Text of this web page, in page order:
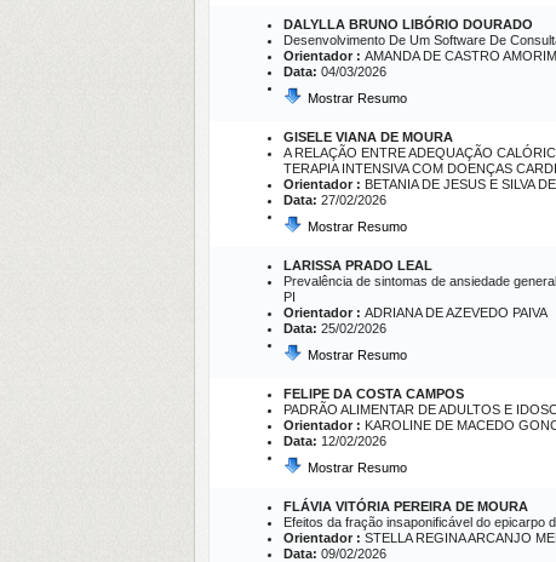
DALYLLA BRUNO LIBÓRIO DOURADO
Desenvolvimento De Um Software De
Orientador : AMANDA DE CASTRO
Data: 04/03/2026
Mostrar Resumo
GISELE VIANA DE MOURA
A RELAÇÃO ENTRE ADEQUAÇÃO
TERAPIA INTENSIVA COM DOENÇAS
Orientador : BETANIA DE JESUS E SILVA
Data: 27/02/2026
Mostrar Resumo
LARISSA PRADO LEAL
Prevalência de sintomas de ansiedade
PI
Orientador : ADRIANA DE AZEVEDO PAIVA
Data: 25/02/2026
Mostrar Resumo
FELIPE DA COSTA CAMPOS
PADRÃO ALIMENTAR DE ADULTOS E
Orientador : KAROLINE DE MACEDO
Data: 12/02/2026
Mostrar Resumo
FLÁVIA VITÓRIA PEREIRA DE MOURA
Efeitos da fração insaponificável do epicarpo
Orientador : STELLA REGINA ARCANJO
Data: 09/02/2026